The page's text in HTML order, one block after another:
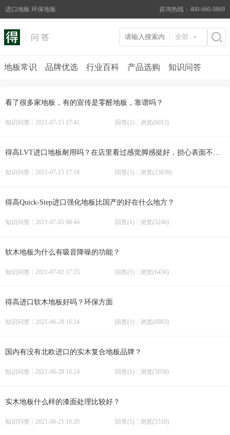
进口地板 环保地板 咨询热线：400-660-9869
问 答 全部
地板常识 品牌优选 行业百科 产品选购 知识问答
看了很多家地板，有的宣传是零醛地板，靠谱吗？
知识问答 2021-07-15 17:41 回答(1) 浏览(6013)
得高LVT进口地板耐用吗？在店里看过感觉脚感挺好，担心表面不耐用
知识问答 2021-07-15 17:18 回答(1) 浏览(23839)
得高Quick-Step进口强化地板比国产的好在什么地方？
知识问答 2021-07-05 08:44 回答(1) 浏览(5246)
软木地板为什么有吸音降噪的功能？
知识问答 2021-07-02 17:25 回答(1) 浏览(6456)
得高进口软木地板好吗？环保方面
知识问答 2021-06-28 16:24 回答(1) 浏览(6983)
国内有没有北欧进口的实木复合地板品牌？
知识问答 2021-06-28 16:24 回答(1) 浏览(5059)
实木地板什么样的漆面处理比较好？
知识问答 2021-06-21 10:20 回答(1) 浏览(5518)